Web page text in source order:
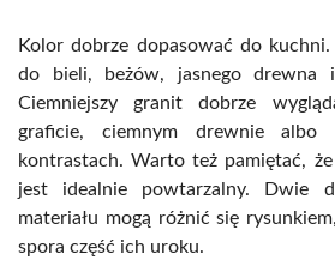
Kolor dobrze dopasować do
do bieli, beżów, jasnego drewna
Ciemniejszy granit dobrze
graficie, ciemnym drewnie albo
kontrastach. Warto też pamiętać,
jest idealnie powtarzalny. Dwie
materiału mogą różnić się
spora część ich uroku.